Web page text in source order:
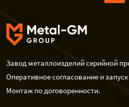
Завод металлоизделий серийной
Оперативное согласование и
Монтаж по договоренности.